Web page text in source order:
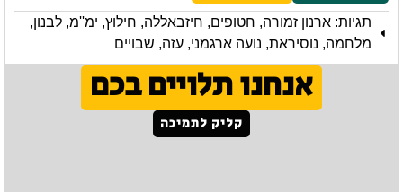
תגיות: ארנון זמורה, חטופים, חיזבאללה, חילוץ, ימ''מ, לבנון,
מלחמה, נוסיראת, נועה ארגמני, עזה, שבויים
אנחנו תלויים בכם
קליק לתמיכה